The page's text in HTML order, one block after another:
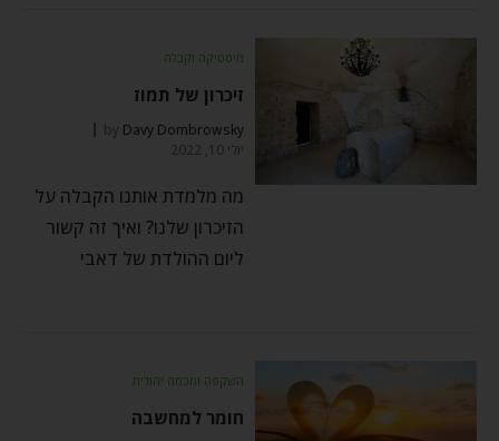
מיסטיקה וקבלה
זיכרון של תמוז
by Davy Dombrowsky
יולי 10, 2022
מה מלמדת אותנו הקבלה על
הזיכרון שלנו? ואיך זה קשור
ליום ההולדת של דאבי
השקפה וחכמה יהודית
חומר למחשבה